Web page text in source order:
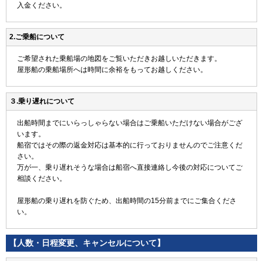
入金ください。
2.ご乗船について
ご希望された乗船場の地図をご覧いただきお越しいただきます。
屋形船の乗船場所へは時間に余裕をもってお越しください。
３.乗り遅れについて
出船時間までにいらっしゃらない場合はご乗船いただけない場合がござ
います。
船宿ではその際の返金対応は基本的に行っておりませんのでご注意くだ
さい。
万が一、乗り遅れそうな場合は船宿へ直接連絡し今後の対応についてご
相談ください。
屋形船の乗り遅れを防ぐため、出船時間の15分前までにご集合くださ
い。
【人数・日程変更、キャンセルについて】